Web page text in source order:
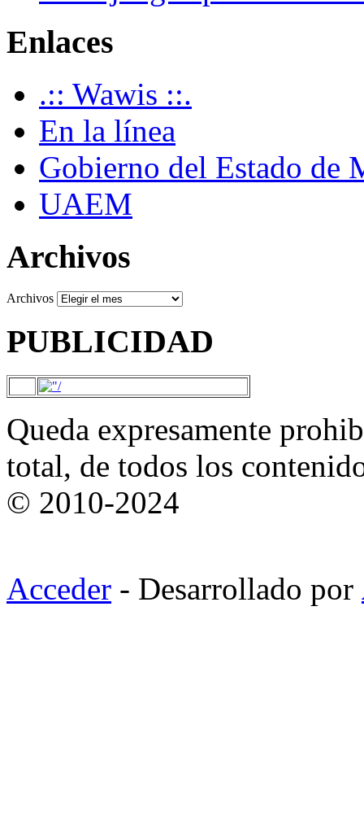
Enlaces
.:: Wawis ::.
En la línea
Gobierno del Estado de
UAEM
Archivos
Archivos
PUBLICIDAD
Queda expresamente
total, de todos los
© 2010-2024
Acceder - Desarrollado por